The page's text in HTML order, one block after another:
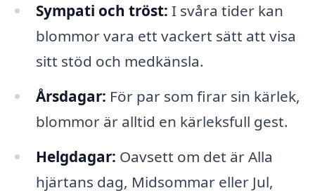
Sympati och tröst: I svåra tider kan
blommor vara ett vackert sätt att visa
sitt stöd och medkänsla.
Årsdagar: För par som firar sin kärlek,
blommor är alltid en kärleksfull gest.
Helgdagar: Oavsett om det är Alla
hjärtans dag, Midsommar eller Jul,